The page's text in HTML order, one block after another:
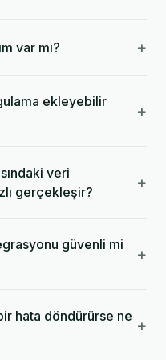
var mı? +
ekleyebilir
+
veri
gerçekleşir?
+
güvenli mi
+
hata döndürürse ne +